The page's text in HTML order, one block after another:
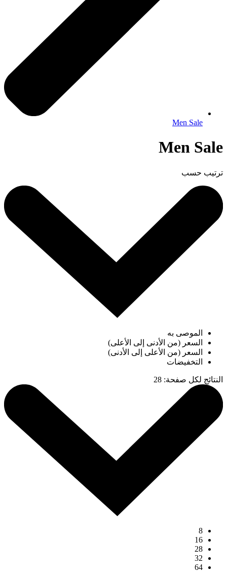
Men Sale
Men Sale
ترتيب حسب
الموصى به
السعر (من الأدنى إلى الأعلى)
السعر (من الأعلى إلى الأدنى)
التخفيضات
النتائج لكل صفحة:
28
8
16
28
32
64